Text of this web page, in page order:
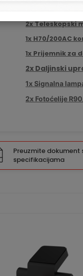
2x Teleskopski
1x H70/200AC
1x Prijemnik za
2x Daljinski
1x Signalna
2x Fotoćelije
Preuzmite dokument
specifikacijama